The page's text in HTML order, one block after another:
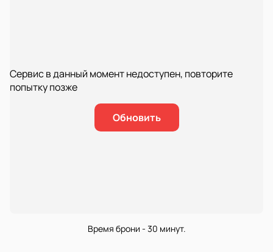
Сервис в данный момент недоступен, повторите
попытку позже
Обновить
Время брони - 30 минут.